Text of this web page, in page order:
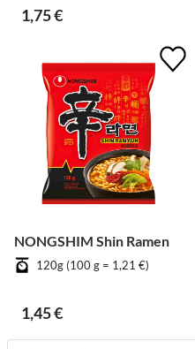
1,75 €
NONGSHIM Shin Ramen
120g (100 g = 1,21 €)
1,45 €